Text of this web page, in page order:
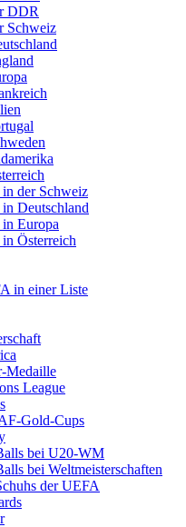
DDR
Schweiz
in der Schweiz
Deutschland
Europa
Österreich
in einer Liste
Medaille
League
Gold-Cups
bei U20-WM
bei Weltmeisterschaften
der UEFA